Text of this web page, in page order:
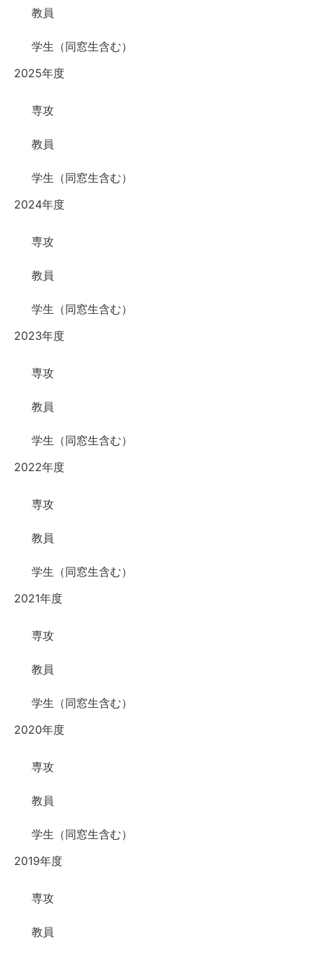
教員
学生（同窓生含む）
2025年度
専攻
教員
学生（同窓生含む）
2024年度
専攻
教員
学生（同窓生含む）
2023年度
専攻
教員
学生（同窓生含む）
2022年度
専攻
教員
学生（同窓生含む）
2021年度
専攻
教員
学生（同窓生含む）
2020年度
専攻
教員
学生（同窓生含む）
2019年度
専攻
教員